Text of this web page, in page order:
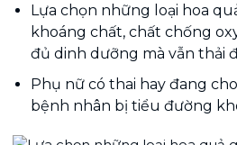
Lựa chọn những loại hoa
khoáng chất, chất chống
đủ dinh dưỡng mà vẫn thải
Phụ nữ có thai hay đang
bệnh nhân bị tiểu đường